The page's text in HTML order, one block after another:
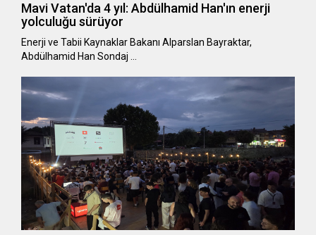
Mavi Vatan'da 4 yıl: Abdülhamid Han'ın enerji
yolculuğu sürüyor
Enerji ve Tabii Kaynaklar Bakanı Alparslan Bayraktar,
Abdülhamid Han Sondaj …